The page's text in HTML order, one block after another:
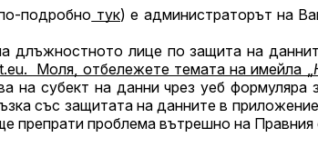
подробно тук) е администраторът на
лице по защита на
. Моля, отбележете темата на имейла „
субект на данни чрез уеб формуляра
със защитата на данните в
проблема вътрешно на Правния